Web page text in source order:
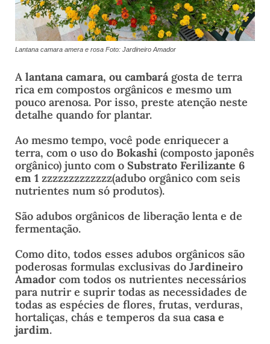
Lantana camara amera e rosa Foto: Jardineiro Amador
A lantana camara, ou cambará gosta de terra
rica em compostos orgânicos e mesmo um
pouco arenosa. Por isso, preste atenção neste
detalhe quando for plantar.
Ao mesmo tempo, você pode enriquecer a
terra, com o uso do Bokashi (composto japonês
orgânico) junto com o Substrato Ferilizante 6
em 1 zzzzzzzzzzzzz(adubo orgânico com seis
nutrientes num só produtos).
São adubos orgânicos de liberação lenta e de
fermentação.
Como dito, todos esses adubos orgânicos são
poderosas formulas exclusivas do Jardineiro
Amador com todos os nutrientes necessários
para nutrir e suprir todas as necessidades de
todas as espécies de flores, frutas, verduras,
hortaliças, chás e temperos da sua casa e
jardim.